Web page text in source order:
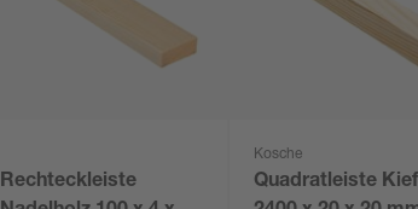
Rechteckleiste
Kosche
Quadratleiste